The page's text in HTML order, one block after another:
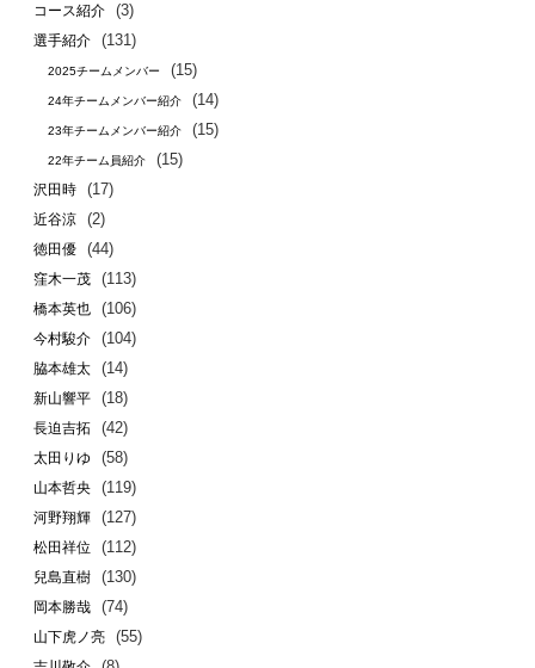
コース紹介 (3)
選手紹介 (131)
2025チームメンバー (15)
24年チームメンバー紹介 (14)
23年チームメンバー紹介 (15)
22年チーム員紹介 (15)
沢田時 (17)
近谷涼 (2)
徳田優 (44)
窪木一茂 (113)
橋本英也 (106)
今村駿介 (104)
脇本雄太 (14)
新山響平 (18)
長迫吉拓 (42)
太田りゆ (58)
山本哲央 (119)
河野翔輝 (127)
松田祥位 (112)
兒島直樹 (130)
岡本勝哉 (74)
山下虎ノ亮 (55)